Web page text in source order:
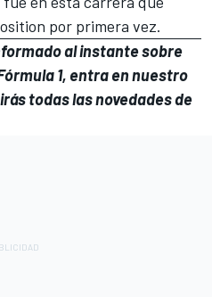
por primera vez.
al instante sobre
1, entra ennuestro
todas las novedades de